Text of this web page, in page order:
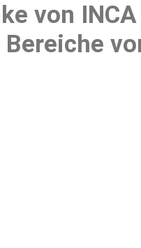
von